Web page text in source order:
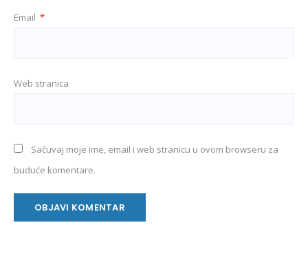
Email *
Web stranica
Sačuvaj moje ime, email i web stranicu u ovom browseru za
buduće komentare.